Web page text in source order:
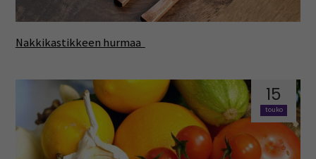
Nakkikastikkeen hurmaa
15
touko